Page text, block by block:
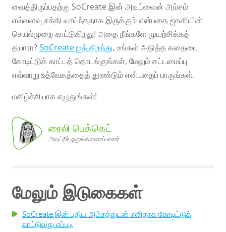
வைத்திருப்பதற்கு SoCreate இன் அவுட்லைன் அம்சம்
எவ்வளவு சக்தி வாய்ந்ததாக இருக்கும் என்பதை ஜானியின்
செயல்முறை காட்டுகிறது! அதை நீங்களே முயற்சிக்கத்
தயாரா?SoCreate ஐத் திறந்து, உங்கள் அடுத்த கதையை
கோடிட்டுக் காட்டத் தொடங்குங்கள், மேலும் கட்டமைப்பு
எவ்வாறு உத்வேகத்தைத் தூண்டும் என்பதைப் பாருங்கள்.
மகிழ்ச்சியாக எழுதுங்கள்!
ரைலி பெக்கெட்,
அவுட்ரீச்
ஒருங்கி
ணைப்பாளர்
ரைலி பெக்கெட்
அவுட்ரீச் ஒருங்கிணைப்பாளர்
மேலும் இடுகைகள்
SoCreate இன் புதிய அம்சத்துடன் எளிதாக கோடிட்டுக்
காட்டுவது எப்படி